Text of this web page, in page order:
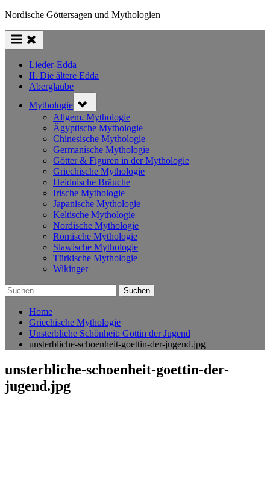
Nordische Göttersagen und Mythologien
Lieder-Edda
II. Die ältere Edda
Aberglaube
Mythologie sub-
menu
Allgem. Mythologie
Ägyptische Mythologie
Chinesische Mythologie
Germanische Mythologie
Götter & Figuren in der Mythologie
Griechische Mythologie
Heidnische Bräuche
Irische Mythologie
Japanische Mythologie
Keltische Mythologie
Nordische Mythologie
Römische Mythologie
Slawische Mythologie
Türkische Mythologie
Wikinger
Suchen
nach:
Home
Griechische Mythologie
Unsterbliche Schönheit: Göttin der Jugend
unsterbliche-schoenheit-goettin-der-jugend.jpg
unsterbliche-schoenheit-goettin-der-
jugend.jpg